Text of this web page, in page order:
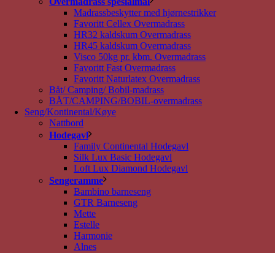
Madrassbeskytter med hjørnestrikker
Favoritt Cellex Overmadrass
HR32 kaldskum Overmadrass
HR45 kaldskum Overmadrass
Visco 50kg pr. kbm. Overmadrass
Favoritt Fast Overmadrass
Favoritt Naturlatex Overmadrass
Båt/ Camping/ Bobil-madrass
BÅT/CAMPING/BOBIL-overmadrass
Seng/Kontinental/Køye
Nattbord
Hodegavl
Family Continental Hodegavl
Silk Lux Basic Hodegavl
Loft Lux Diamond Hodegavl
Sengeramme
Bambino barneseng
GTR Barneseng
Mette
Estelle
Harmonie
Alnes